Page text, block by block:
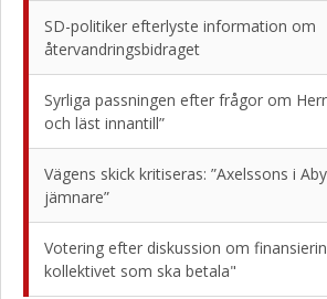
SD-politiker efterlyste information om
återvandringsbidraget
Syrliga passningen efter frågor om
och läst innantill”
Vägens skick kritiseras: ”Axelssons i
jämnare”
Votering efter diskussion om
kollektivet som ska betala"